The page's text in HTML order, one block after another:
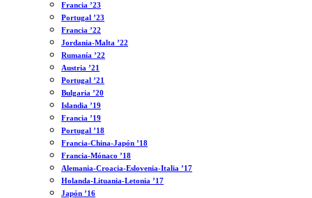
Francia ’23
Portugal ’23
Francia ’22
Jordania-Malta ’22
Rumanía ’22
Austria ’21
Portugal ’21
Bulgaria ’20
Islandia ’19
Francia ’19
Portugal ’18
Francia-China-Japón ’18
Francia-Mónaco ’18
Alemania-Croacia-Eslovenia-Italia ’17
Holanda-Lituania-Letonia ’17
Japón ’16